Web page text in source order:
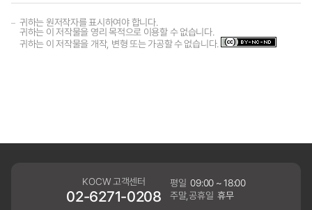
귀하는 원저작자를 표시하여야 합니다.
귀하는 이 저작물을 영리 목적으로 이용할 수 없습니다.
귀하는 이 저작물을 개작, 변형 또는 가공할 수 없습니다.
KOCW 고객센터
02-6271-0208
평일 09:00 ~ 18:00
주말,공휴일 휴무